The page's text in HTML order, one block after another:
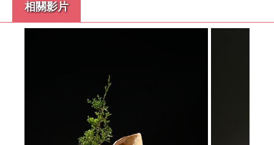
張榮手捏陶藝個展-環環相連(華語)
影片時間 00:01:19
相關影片